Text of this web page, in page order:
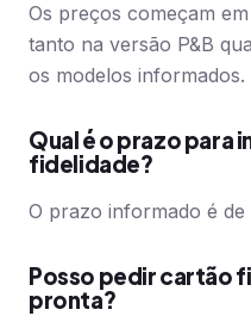
Os preços começam
tanto na versão P&B
os modelos informados.
Qual é o prazo para
fidelidade?
O prazo informado é de
Posso pedir cartão
pronta?